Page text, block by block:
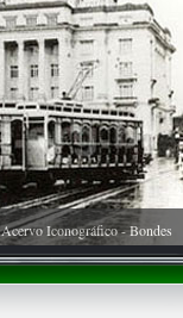
Acervo Iconográfico - Bondes